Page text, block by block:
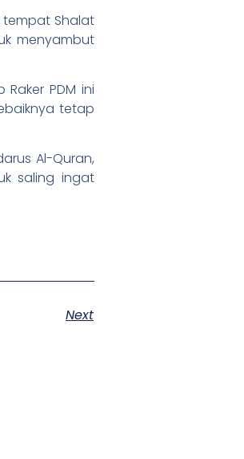
tempat Shalat
menyambut
PDM ini
tetap
Al-Quran,
saling ingat
Next